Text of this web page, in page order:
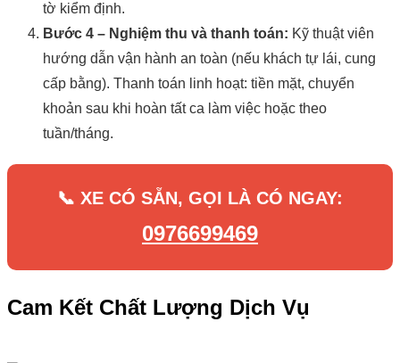
tờ kiểm định.
Bước 4 – Nghiệm thu và thanh toán: Kỹ thuật viên
hướng dẫn vận hành an toàn (nếu khách tự lái, cung
cấp bằng). Thanh toán linh hoạt: tiền mặt, chuyển
khoản sau khi hoàn tất ca làm việc hoặc theo
tuần/tháng.
📞 XE CÓ SẴN, GỌI LÀ CÓ NGAY:
0976699469
Cam Kết Chất Lượng Dịch Vụ